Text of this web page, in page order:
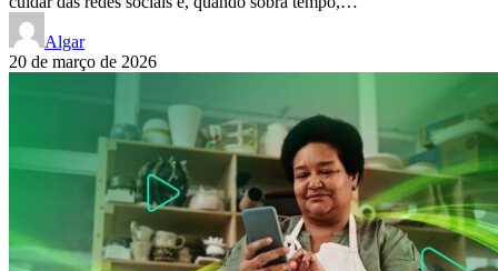
Algar
20 de março de 2026